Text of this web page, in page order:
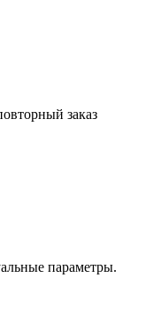
заказ
параметры.